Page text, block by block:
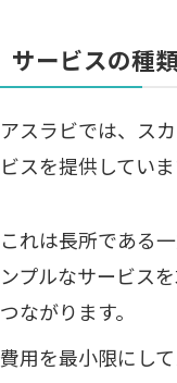
サービスの種
アスラビでは、ス
ビスを提供していま
これは長所である
ンプルなサービス
つながります。
費用を最小限にし